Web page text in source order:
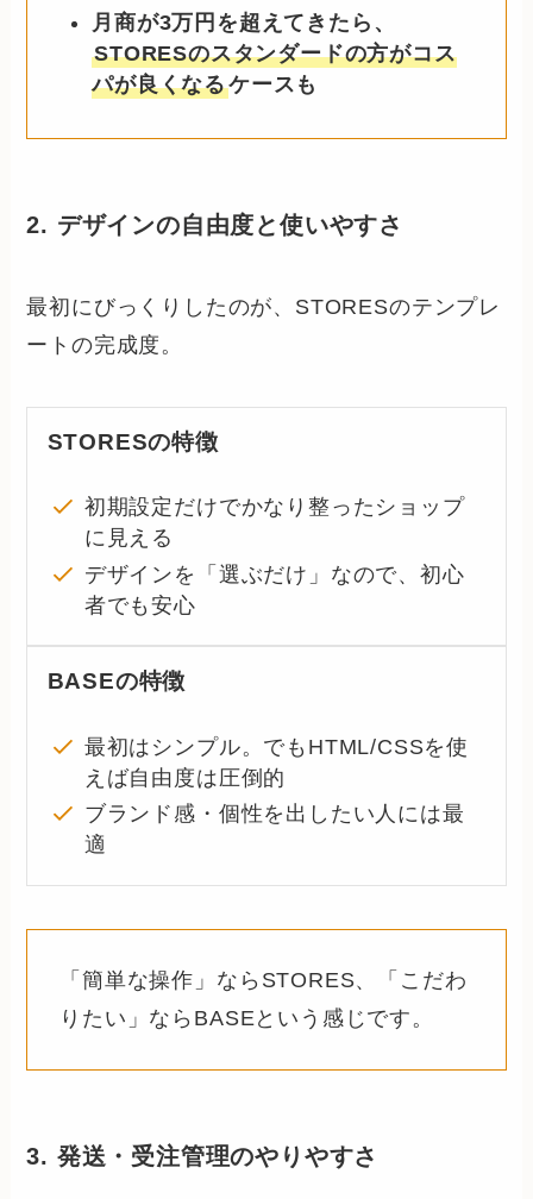
月商が3万円を超えてきたら、
STORESのスタンダードの方がコス
パが良くなるケースも
2. デザインの自由度と使いやすさ
最初にびっくりしたのが、STORESのテンプレ
ートの完成度。
STORESの特徴
初期設定だけでかなり整ったショップ
に見える
デザインを「選ぶだけ」なので、初心
者でも安心
BASEの特徴
最初はシンプル。でもHTML/CSSを使
えば自由度は圧倒的
ブランド感・個性を出したい人には最
適
「簡単な操作」ならSTORES、「こだわ
りたい」ならBASEという感じです。
3. 発送・受注管理のやりやすさ